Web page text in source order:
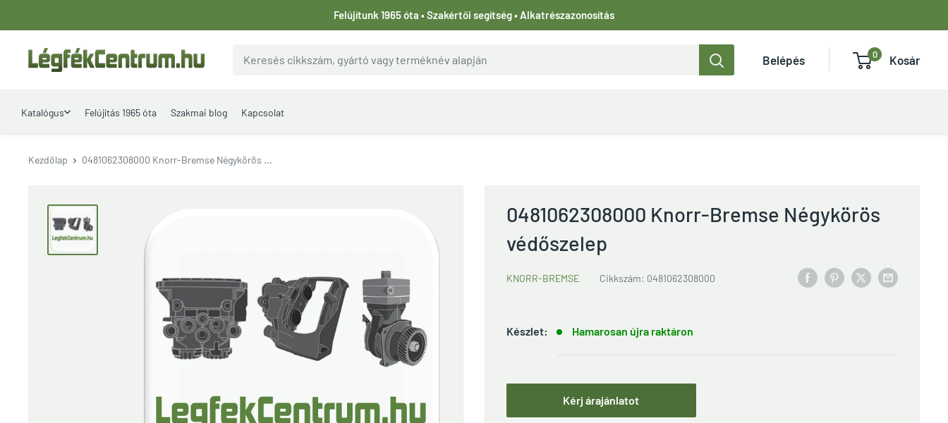
a
tartalomhoz
Felújítunk 1965 óta • Szakértői segítség • Alkatrészazonosítás
LegfekCentrum.hu Belépés 0 Kosár
Katalógus Felújítás 1965 óta Szakmai blog Kapcsolat
Kezdőlap 0481062308000 Knorr-Bremse Négykörös ...
0481062308000 Knorr-Bremse Négykörös
védőszelep
KNORR-BREMSE Cikkszám: 0481062308000
Készlet: Hamarosan újra raktáron
Kérj árajánlatot